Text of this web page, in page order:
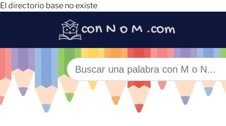
El directorio base no existe